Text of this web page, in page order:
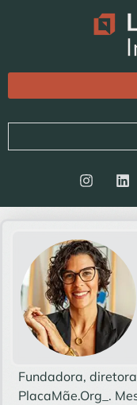
Fundadora,
PlacaMãe.Org_.